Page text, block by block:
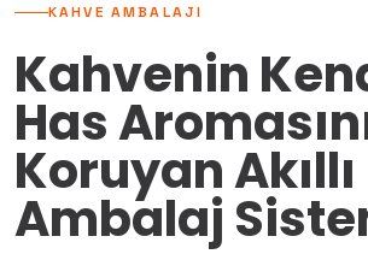
KAHVE AMBALAJI
Kahvenin
Has
Koruyan Akıllı
Ambalaj